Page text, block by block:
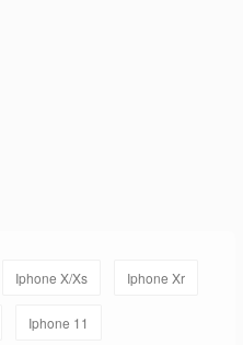
Iphone X/Xs Iphone Xr
Iphone 11